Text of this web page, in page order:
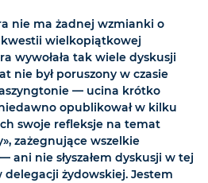
nie ma żadnej wzmianki o
wielkopiątkowej
wywołała tak wiele dyskusji
nie był poruszony w czasie
— ucina krótko
opublikował w kilku
swoje refleksje na temat
zażegnujące wszelkie
nie słyszałem dyskusji w tej
delegacji żydowskiej. Jestem